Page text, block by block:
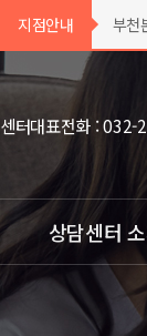
지점안내 부천
센터대표전화 :
상담센터
ㆍ센터소개
ㆍ전문가 소개